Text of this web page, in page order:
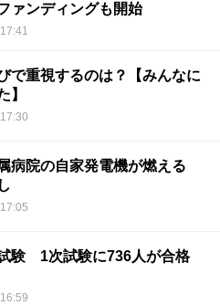
ァンディングも開始
で重視するのは？【みんなに
】
病院の自家発電機が燃える
験 1次試験に736人が合格